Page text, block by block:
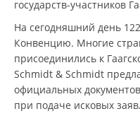
государств-участников
На сегодняшний день
Конвенцию. Многие
присоединились к
Schmidt & Schmidt
официальных
при подаче исковых